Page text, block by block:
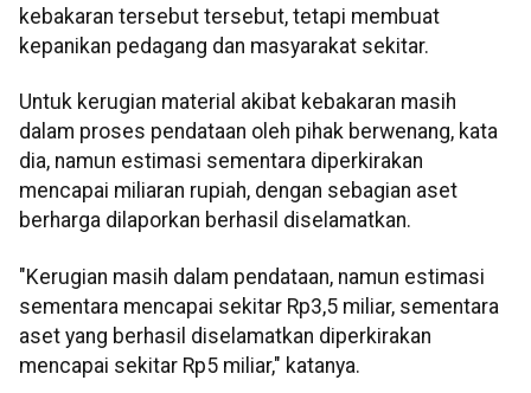
kebakaran tersebut tersebut, tetapi membuat
kepanikan pedagang dan masyarakat sekitar.
Untuk kerugian material akibat kebakaran masih
dalam proses pendataan oleh pihak berwenang, kata
dia, namun estimasi sementara diperkirakan
mencapai miliaran rupiah, dengan sebagian aset
berharga dilaporkan berhasil diselamatkan.
"Kerugian masih dalam pendataan, namun estimasi
sementara mencapai sekitar Rp3,5 miliar, sementara
aset yang berhasil diselamatkan diperkirakan
mencapai sekitar Rp5 miliar," katanya.